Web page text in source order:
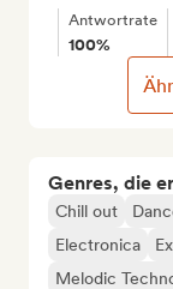
Genres, die
Chill out
Electronica
Melodic
Antwortrate
100%